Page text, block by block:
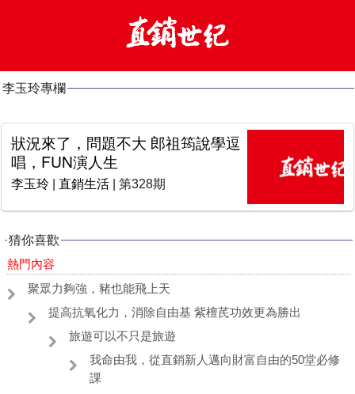
李玉玲專欄
狀況來了，問題不大 郎祖筠說學逗
唱，FUN演人生
李玉玲 直銷生活 | 第328期
猜你喜歡
熱門內容
聚眾力夠強，豬也能飛上天
提高抗氧化力，消除自由基 紫檀芪功效更為勝出
旅遊可以不只是旅遊
我命由我，從直銷新人邁向財富自由的50堂必修
課